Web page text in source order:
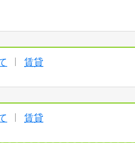
賃貸
賃貸